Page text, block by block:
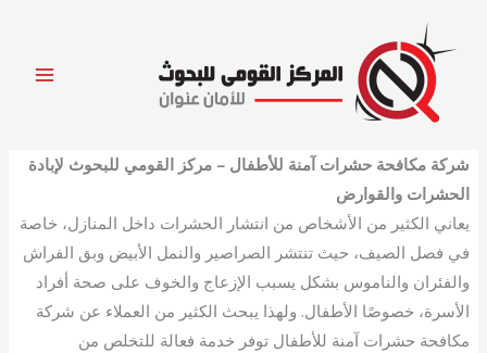
المحتوى
شركة مكافحة حشرات آمنة للأطفال – مركز القومي للبحوث لإبادة
الحشرات والقوارض
يعاني الكثير من الأشخاص من انتشار الحشرات داخل المنازل، خاصة
في فصل الصيف، حيث تنتشر الصراصير والنمل الأبيض وبق الفراش
والفئران والناموس بشكل يسبب الإزعاج والخوف على صحة أفراد
الأسرة، خصوصًا الأطفال. ولهذا يبحث الكثير من العملاء عن شركة
مكافحة حشرات آمنة للأطفال توفر خدمة فعالة للتخلص من